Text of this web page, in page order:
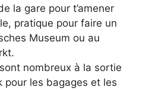
la gare pour t’amener
pratique pour faire un
Museum ou au
sont nombreux à la sortie
pour les bagages et les